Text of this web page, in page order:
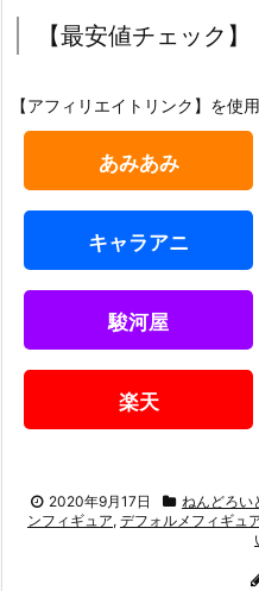
【最安値チェック】
【アフィリエイトリンク】を使
あみあみ
キャラアニ
駿河屋
楽天
2020年9月17日 ねんどろい
ンフィギュア, デフォルメフィギュ